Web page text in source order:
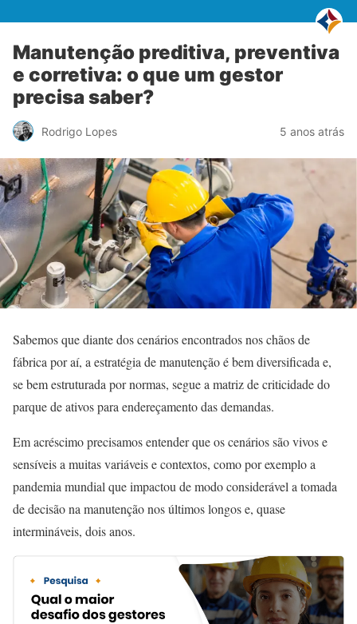
Manutenção preditiva, preventiva
e corretiva: o que um gestor
precisa saber?
Rodrigo Lopes 5 anos atrás
Sabemos que diante dos cenários encontrados nos chãos de
fábrica por aí, a estratégia de manutenção é bem diversificada e,
se bem estruturada por normas, segue a matriz de criticidade do
parque de ativos para endereçamento das demandas.
Em acréscimo precisamos entender que os cenários são vivos e
sensíveis a muitas variáveis e contextos, como por exemplo a
pandemia mundial que impactou de modo considerável a tomada
de decisão na manutenção nos últimos longos e, quase
intermináveis, dois anos.